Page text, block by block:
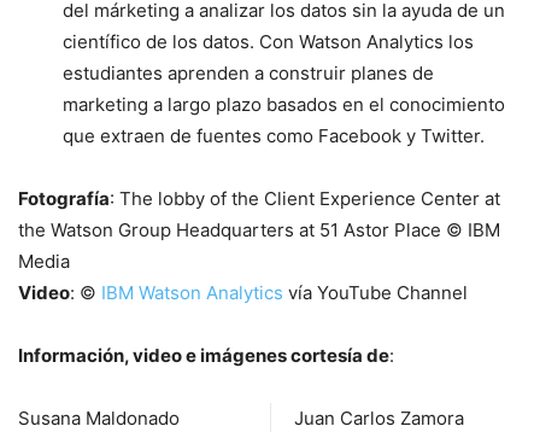
del márketing a analizar los datos sin la ayuda de un
científico de los datos. Con Watson Analytics los
estudiantes aprenden a construir planes de
marketing a largo plazo basados en el conocimiento
que extraen de fuentes como Facebook y Twitter.
Fotografía: The lobby of the Client Experience Center at
the Watson Group Headquarters at 51 Astor Place © IBM
Media
Video: © IBM Watson Analytics vía YouTube Channel
Información, video e imágenes cortesía de:
Susana Maldonado
Juan Carlos Zamora